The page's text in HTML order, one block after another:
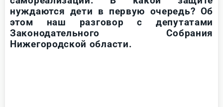
нуждаются дети в первую очередь? Об
этом наш разговор с депутатами
Законодательного Собрания
Нижегородской области.